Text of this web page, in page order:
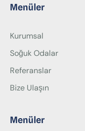
Menüler
Kurumsal
Soğuk Odalar
Referanslar
Bize Ulaşın
Menüler